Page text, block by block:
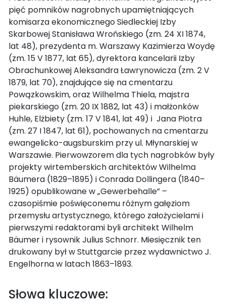
pięć pomników nagrobnych upamiętniających
komisarza ekonomicznego Siedleckiej Izby
Skarbowej Stanisława Wrońskiego (zm. 24 XI 1874,
lat 48), prezydenta m. Warszawy Kazimierza Woydę
(zm. 15 V 1877, lat 65), dyrektora kancelarii Izby
Obrachunkowej Aleksandra Ławrynowicza (zm. 2 V
1879, lat 70), znajdujące się na cmentarzu
Powązkowskim, oraz Wilhelma Thiela, majstra
piekarskiego (zm. 20 IX 1882, lat 43) i małżonków
Huhle, Elżbiety (zm. 17 V 1841, lat 49) i Jana Piotra
(zm. 27 I 1847, lat 61), pochowanych na cmentarzu
ewangelicko-augsburskim przy ul. Młynarskiej w
Warszawie. Pierwowzorem dla tych nagrobków były
projekty wirtemberskich architektów Wilhelma
Bäumera (1829–1895) i Conrada Dollingera (1840–
1925) opublikowane w „Gewerbehalle” –
czasopiśmie poświęconemu różnym gałęziom
przemysłu artystycznego, którego założycielami i
pierwszymi redaktorami byli architekt Wilhelm
Bäumer i rysownik Julius Schnorr. Miesięcznik ten
drukowany był w Stuttgarcie przez wydawnictwo J.
Engelhorna w latach 1863–1893.
Słowa kluczowe: